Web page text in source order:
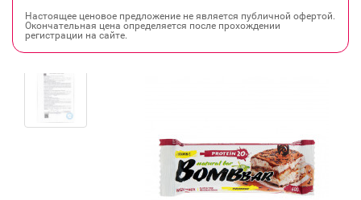
Настоящее ценовое предложение не является публичной офертой.
Окончательная цена определяется после прохождении
регистрации на сайте.